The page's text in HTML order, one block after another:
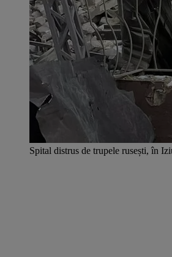
Spital distrus de trupele rusești, în